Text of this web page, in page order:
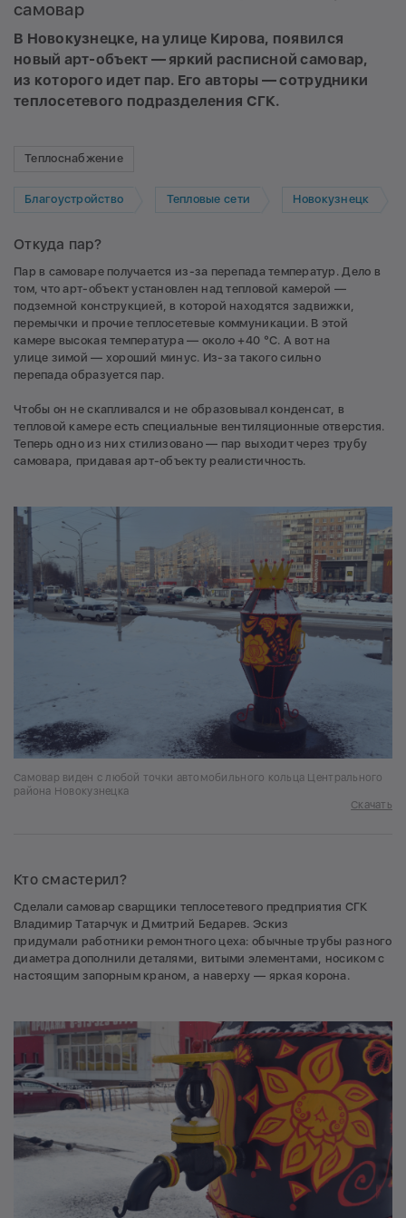
самовар
В Новокузнецке, на улице Кирова, появился
новый арт-объект — яркий расписной самовар,
из которого идет пар. Его авторы — сотрудники
теплосетевого подразделения СГК.
Теплоснабжение
Благоустройство Тепловые сети Новокузнецк
Откуда пар?
Пар в самоваре получается из-за перепада температур. Дело в
том, что арт-объект установлен над тепловой камерой —
подземной конструкцией, в которой находятся задвижки,
перемычки и прочие теплосетевые коммуникации. В этой
камере высокая температура — около +40 °С. А вот на
улице зимой — хороший минус. Из-за такого сильно
перепада образуется пар.
Чтобы он не скапливался и не образовывал конденсат, в
тепловой камере есть специальные вентиляционные отверстия.
Теперь одно из них стилизовано — пар выходит через трубу
самовара, придавая арт-объекту реалистичность.
Самовар виден с любой точки автомобильного кольца Центрального
района Новокузнецка
Скачать
Кто смастерил?
Сделали самовар сварщики теплосетевого предприятия СГК
Владимир Татарчук и Дмитрий Бедарев. Эскиз
придумали работники ремонтного цеха: обычные трубы разного
диаметра дополнили деталями, витыми элементами, носиком с
настоящим запорным краном, а наверху — яркая корона.